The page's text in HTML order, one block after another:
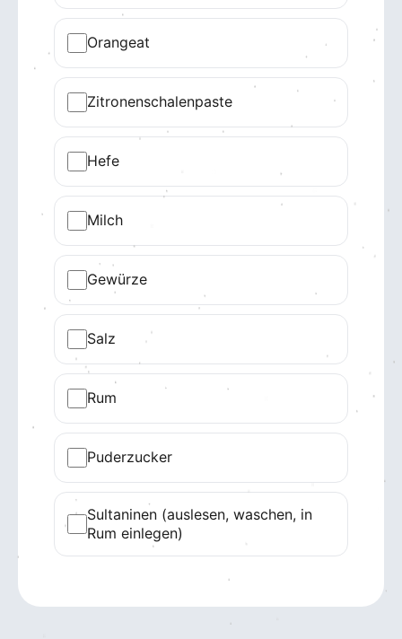
Orangeat
Zitronenschalenpaste
Hefe
Milch
Gewürze
Salz
Rum
Puderzucker
Sultaninen (auslesen, waschen, in
Rum einlegen)